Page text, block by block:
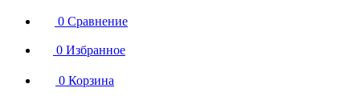
0 Сравнение
0 Избранное
0 Корзина